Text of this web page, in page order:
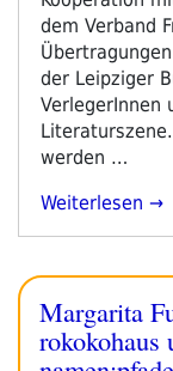
dem Verband
der Leipziger
VerlegerInnen
werden …
„19
Von
Der
Leipziger
Buchmesse“
Weiterlesen
Margarita